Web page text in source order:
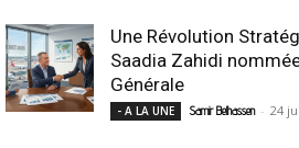
Une Révolution
Saadia Zahidi
Générale
- A LA UNE Samir Belhassen - 24